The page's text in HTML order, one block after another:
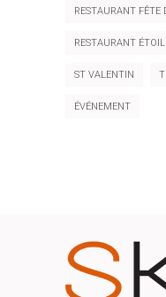
RESTAURANT FÊTE
RESTAURANT
ST VALENTIN
ÉVÉNEMENT